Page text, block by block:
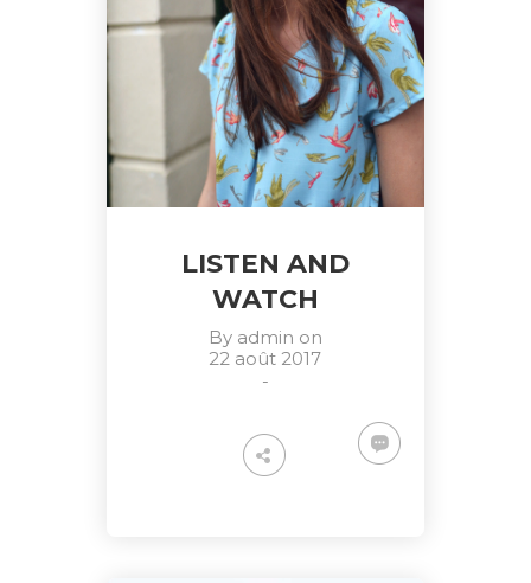
LISTEN AND
WATCH
By admin on
22 août 2017
-